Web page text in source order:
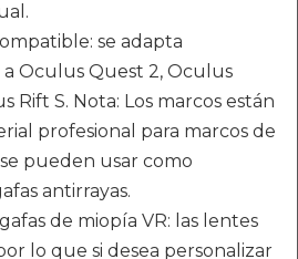
se adapta
Oculus Quest 2, Oculus
Rift S. Nota: Los marcos están
profesional para marcos de
pueden usar como
antirrayas.
de miopía VR: las lentes
lo que si desea personalizar